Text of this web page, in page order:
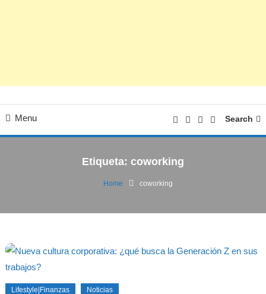
Menu Search
Etiqueta: coworking
Home coworking
Lifestyle|Finanzas Noticias